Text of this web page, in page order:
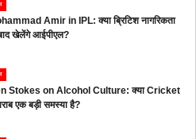
Amir in IPL: क्या ब्रिटिश नागरिकता
खेलेंगे आईपीएल?
Stokes on Alcohol Culture: क्या Cricket
एक बड़ी समस्या है?